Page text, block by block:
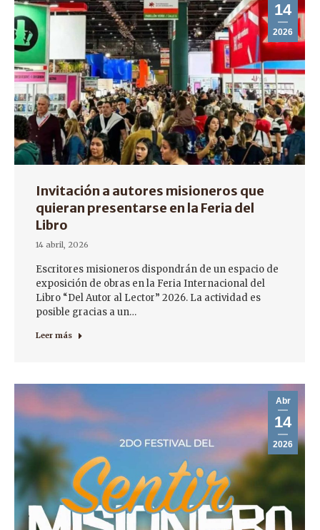
14
2026
Invitación a autores misioneros que
quieran presentarse en la Feria del
Libro
14 abril, 2026
Escritores misioneros dispondrán de un espacio de
exposición de obras en la Feria Internacional del
Libro “Del Autor al Lector” 2026. La actividad es
posible gracias a un…
Leer más
Abr
14
2026